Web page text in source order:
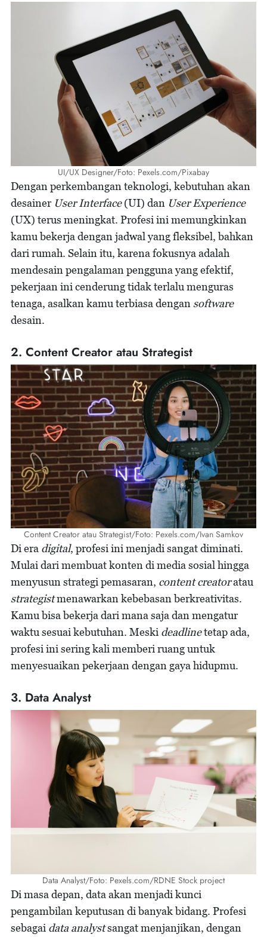
UI/UX Designer/Foto: Pexels.com/Pixabay
Dengan perkembangan teknologi, kebutuhan akan
desainer User Interface(UI) dan User Experience
(UX) terus meningkat. Profesi ini memungkinkan
kamu bekerja dengan jadwal yang fleksibel, bahkan
dari rumah. Selain itu, karena fokusnya adalah
mendesain pengalaman pengguna yang efektif,
pekerjaan ini cenderung tidak terlalu menguras
tenaga, asalkan kamu terbiasa dengan software
desain.
2. Content Creator atau Strategist
Content Creator atau Strategist/Foto: Pexels.com/Ivan Samkov
Di era digital, profesi ini menjadi sangat diminati.
Mulai dari membuat konten di media sosial hingga
menyusun strategi pemasaran, content creatoratau
strategistmenawarkan kebebasan berkreativitas.
Kamu bisa bekerja dari mana saja dan mengatur
waktu sesuai kebutuhan. Meski deadlinetetap ada,
profesi ini sering kali memberi ruang untuk
menyesuaikan pekerjaan dengan gaya hidupmu.
3. Data Analyst
Data Analyst/Foto: Pexels.com/RDNE Stock project
Di masa depan, data akan menjadi kunci
pengambilan keputusan di banyak bidang. Profesi
sebagai data analystsangat menjanjikan, dengan